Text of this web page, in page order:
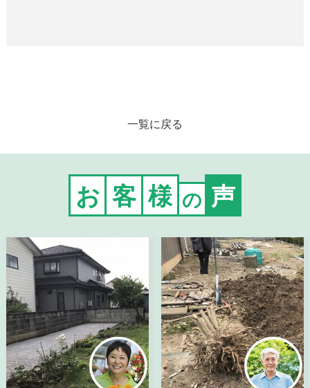
一覧に戻る
お 客 様 の 声